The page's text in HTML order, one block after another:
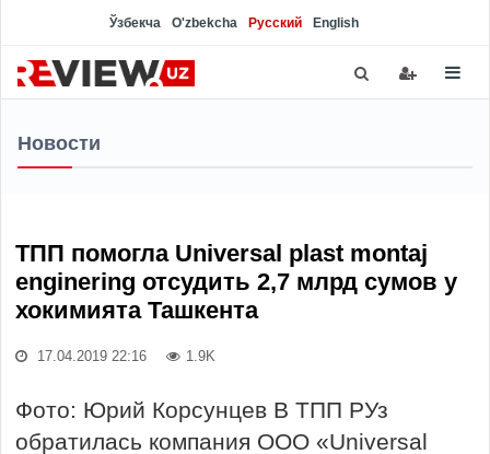
Ўзбекча O'zbekcha Русский English
Новости
ТПП помогла Universal plast montaj
enginering отсудить 2,7 млрд сумов у
хокимията Ташкента
17.04.2019 22:16 1.9K
Фото: Юрий Корсунцев В ТПП РУз
обратилась компания ООО «Universal